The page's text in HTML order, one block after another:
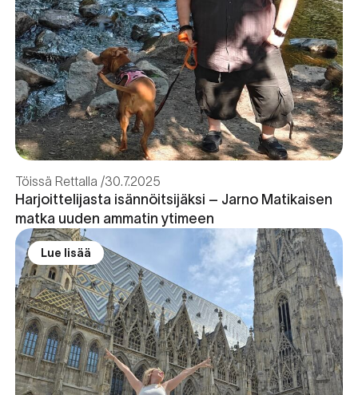
Töissä Rettalla 30.7.2025
Harjoittelijasta isännöitsijäksi – Jarno Matikaisen
matka uuden ammatin ytimeen
Lue lisää